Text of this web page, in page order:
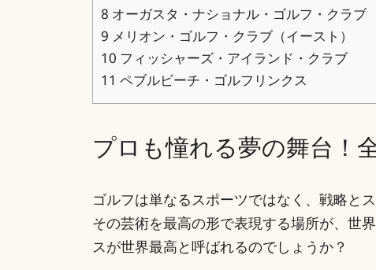
8オーガスタ・ナショナル・ゴルフ・クラブ
9 メリオン・ゴルフ・クラブ（イースト）
10フィッシャーズ・アイランド・クラブ
11 ペブルビーチ・ゴルフリンクス
プロも憧れる夢の舞台！
ゴルフは単なるスポーツではなく、戦略と
その芸術を最高の形で表現する場所が、世
スが世界最高と呼ばれるのでしょうか？